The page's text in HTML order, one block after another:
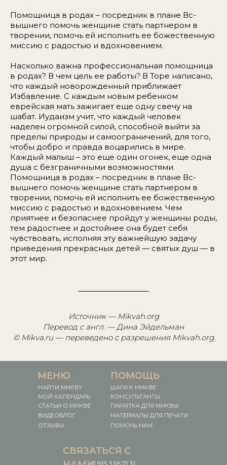
Помощница в родах – посредник в плане Вс-
вышнего помочь женщине стать партнером в
творении, помочь ей исполнить ее божественную
миссию с радостью и вдохновением.
Насколько важна профессиональная помощница
в родах? В чем цель ее работы? В Торе написано,
что каждый новорожденный приближает
Избавление. С каждым новым ребенком
еврейская мать зажигает еще одну свечу на
шабат. Иудаизм учит, что каждый человек
наделен огромной силой, способной выйти за
пределы природы и самоограничений, для того,
чтобы добро и правда воцарились в мире.
Каждый малыш – это еще один огонек, еще одна
душа с безграничными возможностями.
Помощница в родах – посредник в плане Вс-
вышнего помочь женщине стать партнером в
творении, помочь ей исполнить ее божественную
миссию с радостью и вдохновением. Чем
приятнее и безопаснее пройдут у женщины роды,
тем радостнее и достойнее она будет себя
чувствовать, исполняя эту важнейшую задачу
приведения прекрасных детей — святых душ — в
этот мир.
Источник — Mikvah.org
Перевод с англ. — Дина Эйдельман
© Mikva.ru — переведено с разрешения Mikvah.org
СВЯЗАТЬСЯ С
МЕНЮ
ШАГИ К МИКВЕ
МОЙ КАЛЕНДАРЬ
ПОМОЩЬ
НАЙТИ МИКВУ
КОНСУЛЬТАНТЫ
СТАТЬИ О МИКВЕ
ПАМЯТКА ДЛЯ МИКВЫ
ПОМОЧЬ НАМ
ВИДЕОБЛОГ
МАТЕРИАЛЫ ДЛЯ ПЕЧАТИ
ОТЗЫВЫ